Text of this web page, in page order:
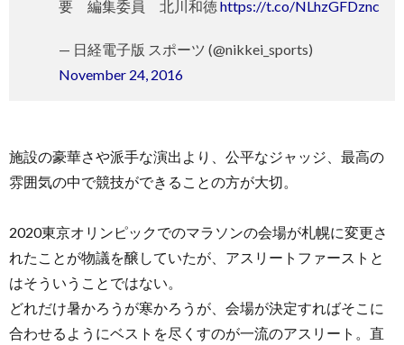
要 編集委員 北川和徳https://t.co/NLhzGFDznc
— 日経電子版 スポーツ (@nikkei_sports)
November 24, 2016
施設の豪華さや派手な演出より、公平なジャッジ、最高の
雰囲気の中で競技ができることの方が大切。
2020東京オリンピックでのマラソンの会場が札幌に変更さ
れたことが物議を醸していたが、アスリートファーストと
はそういうことではない。
どれだけ暑かろうが寒かろうが、会場が決定すればそこに
合わせるようにベストを尽くすのが一流のアスリート。直